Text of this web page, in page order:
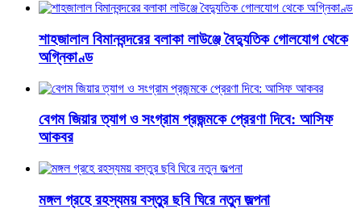
শাহজালাল বিমানবন্দরের বলাকা লাউঞ্জে বৈদ্যুতিক গোলযোগ থেকে
অগ্নিকাণ্ড
বেগম জিয়ার ত্যাগ ও সংগ্রাম প্রজন্মকে প্রেরণা দিবে: আসিফ
আকবর
মঙ্গল গ্রহে রহস্যময় বস্তুর ছবি ঘিরে নতুন জল্পনা